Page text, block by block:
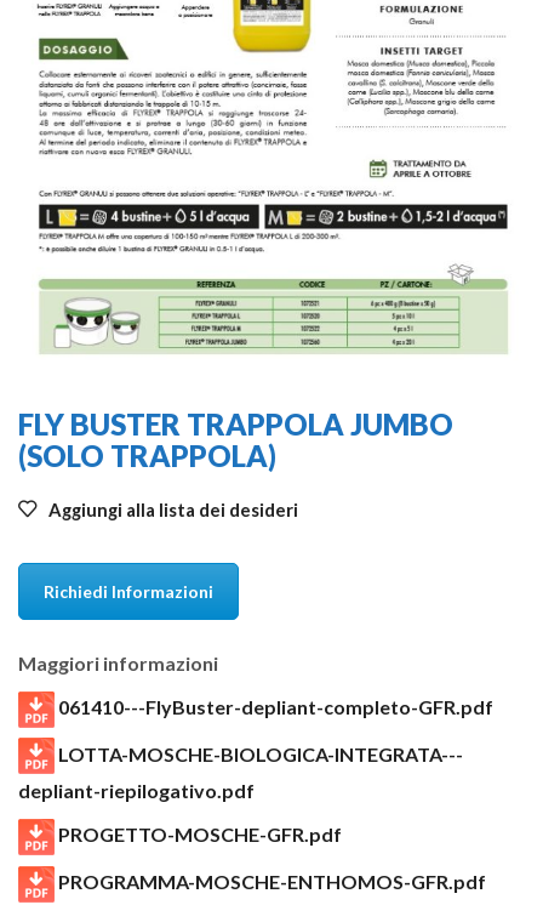
FLY BUSTER TRAPPOLA JUMBO
(SOLO TRAPPOLA)
Aggiungi alla lista dei desideri
Richiedi Informazioni
Maggiori informazioni
061410---FlyBuster-depliant-completo-GFR.pdf
LOTTA-MOSCHE-BIOLOGICA-INTEGRATA---
depliant-riepilogativo.pdf
PROGETTO-MOSCHE-GFR.pdf
PROGRAMMA-MOSCHE-ENTHOMOS-GFR.pdf